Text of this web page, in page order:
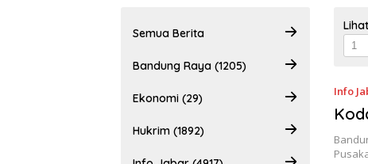
Semua Berita
Bandung Raya (1205)
Ekonomi (29)
Hukrim (1892)
Info